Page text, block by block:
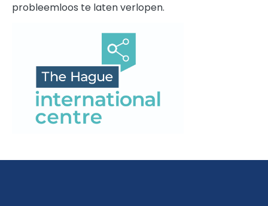
probleemloos te laten verlopen.